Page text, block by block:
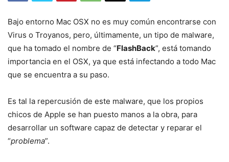
Bajo entorno Mac OSX no es muy común encontrarse con
Virus o Troyanos, pero, últimamente, un tipo de malware,
que ha tomado el nombre de “FlashBack”, está tomando
importancia en el OSX, ya que está infectando a todo Mac
que se encuentra a su paso.
Es tal la repercusión de este malware, que los propios
chicos de Apple se han puesto manos a la obra, para
desarrollar un software capaz de detectar y reparar el
“problema”.